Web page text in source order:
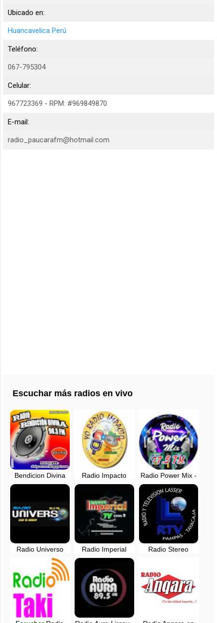
Ubicado en:
Huancavelica Perú
Teléfono:
067-795304
Celular:
967723369 - RPM: #969849870
E-mail:
radio_paucarafm@hotmail.com
Escuchar más radios en vivo
Bendicion Divina
90.3 FM -
Radio Impacto
96.3 FM -
Huancavelica
Radio Power Mix -
Tayacaja -
Huancavelica
Radio Universo
88.3 FM, EN VIVO
- Huancavelica
Radio Imperial
Huancavelica en
Radio Stereo
Tayacaja,
Huancavelica